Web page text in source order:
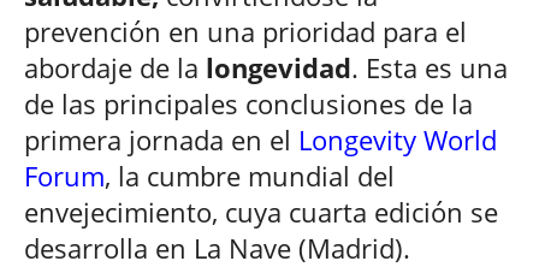
prevención en una prioridad para el
abordaje de la longevidad. Esta es una
de las principales conclusiones de la
primera jornada en el Longevity World
Forum, la cumbre mundial del
envejecimiento, cuya cuarta edición se
desarrolla en La Nave (Madrid).